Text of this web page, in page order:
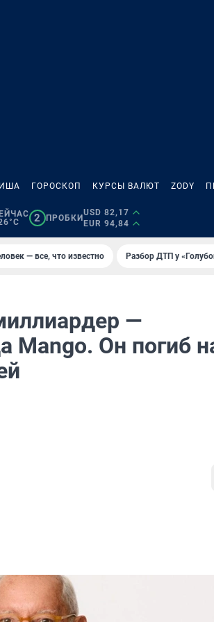
ГОРОСКОП КУРСЫ ВАЛЮТ ZODY
2 ПРОБКИ
USD 82,17
EUR 94,84
— все, что известно Разбор ДТП у
—
Mango. Он погиб